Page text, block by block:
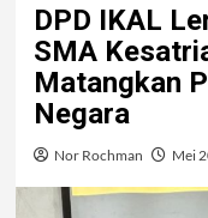
DPD IKAL
SMA
Matangkan
Negara
Nor Rochman Mei